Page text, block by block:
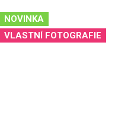
NOVINKA
VLASTNÍ FOTOGRAFIE